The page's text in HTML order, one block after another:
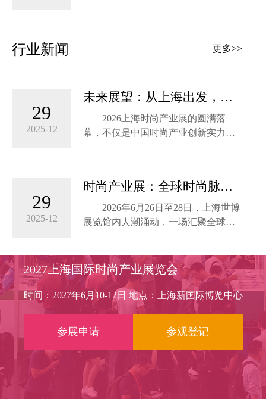
上海世博展览馆作为本次展会的
得益彰，宽敞明亮的展厅、先进的设
施设备，为参展商和观众提供了舒适
便捷的参展...
尚箱包展|时尚鞋靴展|时尚智造展
海新国际博览中心
Shanghai New International Ex...
行业新闻 更多>>
29
2025-12
未来展望：从上海出发，定
义全球时尚新标准
2026上海时尚产业展的圆满落
幕，不仅是中国时尚产业创新实力的
据统计，本届展会达成意向采购
金额超15亿元，其中可持续产品占比
达38%，国际品牌订单占比提升至
正如上海市商务委员会副主任刘
敏所言：“上海时尚产业展正从单一贸
易平台升级为全球时尚资源的配置枢
费，推动中国时尚从‘规模领先’迈
29
2025-12
时尚产业展：全球时尚脉搏
的东方律动
2026年6月26日至28日，上海世博
展览馆内人潮涌动，一场汇聚全球时
贸领域的全品类、一站式采购平台，
本届展会以“创新·融合·可持续”为主
题，通过八大专业展区、前沿趋势论
坛、创意设计赛事及沉浸式体验活
力与全球影响力，为行业注入新动
能。
本届展会规模再创新高，展览面
积达2万平方米，划分为时尚服装、时
2027上海国际时尚产业展览会
时间：2027年6月10-12日 地点：上海新国际博览中心
参展申请 参观登记